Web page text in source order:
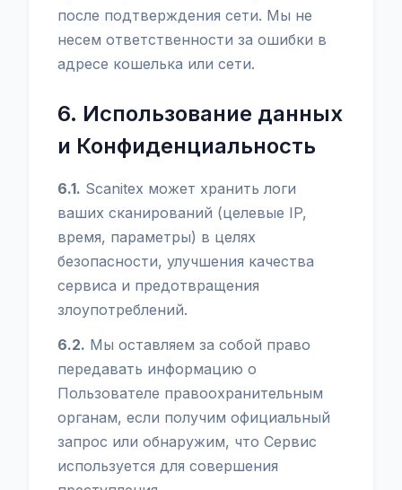
после подтверждения сети. Мы не
несем ответственности за ошибки в
адресе кошелька или сети.
6. Использование данных
и Конфиденциальность
6.1. Scanitex может хранить логи
ваших сканирований (целевые IP,
время, параметры) в целях
безопасности, улучшения качества
сервиса и предотвращения
злоупотреблений.
6.2. Мы оставляем за собой право
передавать информацию о
Пользователе правоохранительным
органам, если получим официальный
запрос или обнаружим, что Сервис
используется для совершения